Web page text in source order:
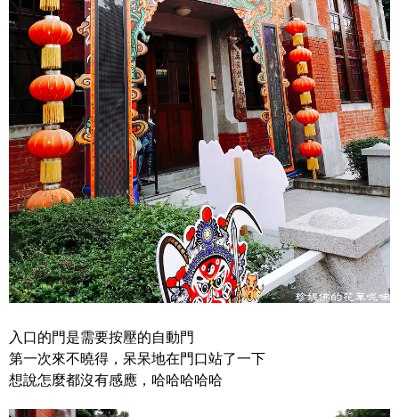
入口的門是需要按壓的自動門
第一次來不曉得，呆呆地在門口站了一下
想說怎麼都沒有感應，哈哈哈哈哈